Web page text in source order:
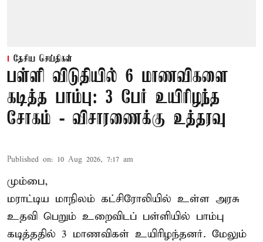
தேசிய செய்திகள்
பள்ளி விடுதியில் 6 மாணவிகளை
கடித்த பாம்பு: 3 பேர் உயிரிழந்த
சோகம் - விசாரணைக்கு உத்தரவு
Published on: 10 Aug 2026, 7:17 am
மும்பை,
மராட்டிய மாநிலம் கட்சிரோலியில் உள்ள அரசு
உதவி பெறும் உறைவிடப் பள்ளியில் பாம்பு
கடித்ததில் 3 மாணவிகள் உயிரிழந்தனர். மேலும்